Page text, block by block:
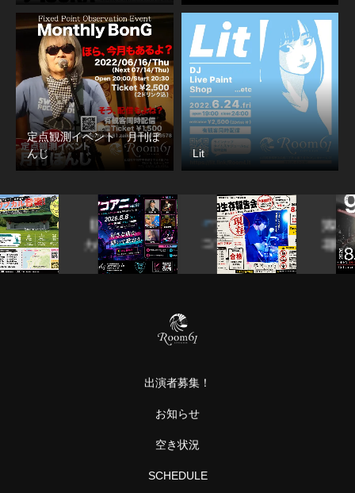
定点観測イベント 月刊ぼ
んじ
Lit
ア
コア
ニ
第25回
花田生存
報告会
出演者募集！
お知らせ
空き状況
SCHEDULE